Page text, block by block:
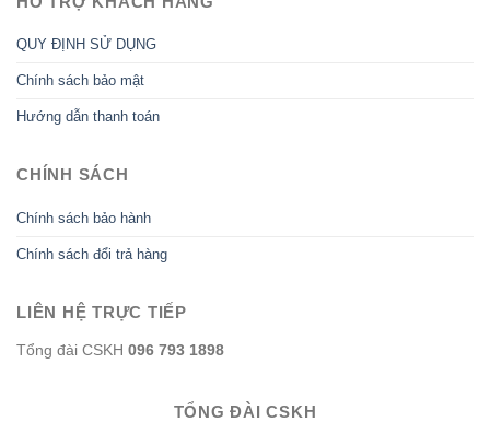
QUY ĐỊNH SỬ DỤNG
Chính sách bảo mật
Hướng dẫn thanh toán
CHÍNH SÁCH
Chính sách bảo hành
Chính sách đổi trả hàng
LIÊN HỆ TRỰC TIẾP
Tổng đài CSKH 096 793 1898
TỔNG ĐÀI CSKH